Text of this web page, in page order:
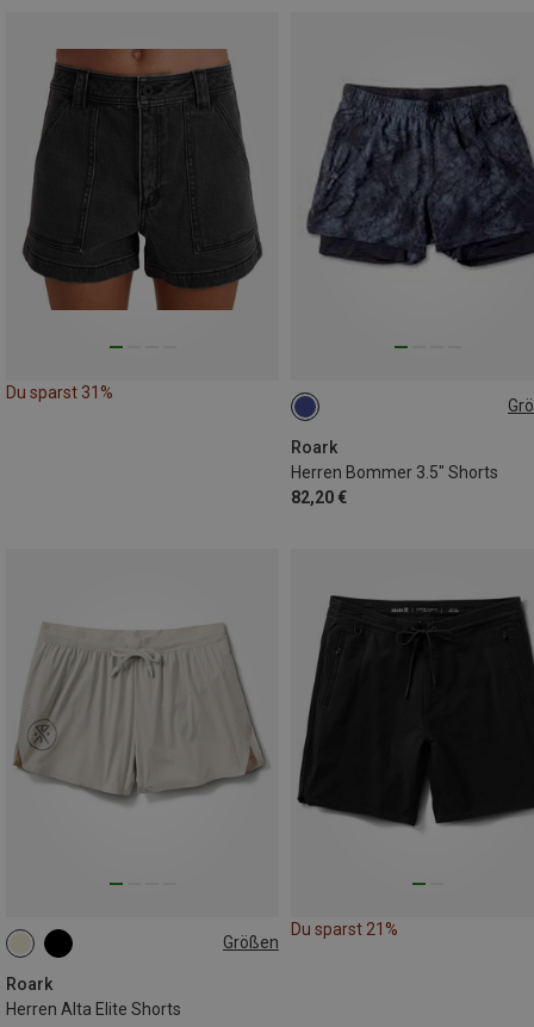
Du sparst 31%
Roark
Herren Bommer 3.5" Shorts
82,20 €
S
Größen
Roark
Herren Alta Elite Shorts
S L
Du sparst 21%